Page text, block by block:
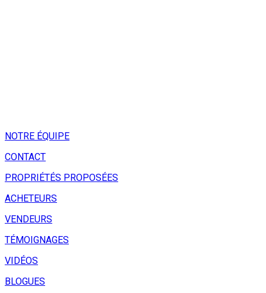
NOTRE ÉQUIPE
CONTACT
PROPRIÉTÉS PROPOSÉES
ACHETEURS
VENDEURS
TÉMOIGNAGES
VIDÉOS
BLOGUES